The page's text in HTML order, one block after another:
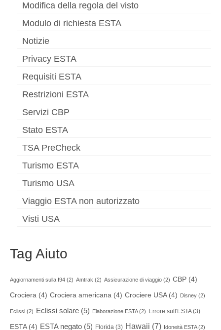
Modifica della regola del visto
Modulo di richiesta ESTA
Notizie
Privacy ESTA
Requisiti ESTA
Restrizioni ESTA
Servizi CBP
Stato ESTA
TSA PreCheck
Turismo ESTA
Turismo USA
Viaggio ESTA non autorizzato
Visti USA
Tag Aiuto
Aggiornamenti sulla I94 (2) Amtrak (2) Assicurazione di viaggio (2) CBP (4)
Crociera (4) Crociera americana (4) Crociere USA(4) Disney (2)
Eclissi (2) Eclissi solare (5) Elaborazione ESTA(2) Errore sull'ESTA(3)
ESTA(4) ESTA negato (5) Florida (3) Hawaii (7) Idoneità ESTA(2)